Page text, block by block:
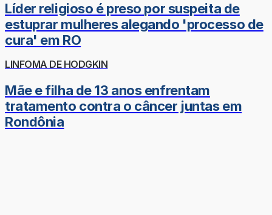
Líder religioso é preso por suspeita de
estuprar mulheres alegando 'processo de
cura' em RO
LINFOMA DE HODGKIN
Mãe e filha de 13 anos enfrentam
tratamento contra o câncer juntas em
Rondônia